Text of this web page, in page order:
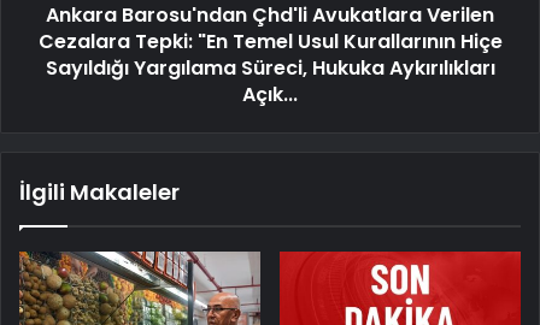
Ankara Barosu'ndan Çhd'li Avukatlara Verilen
Cezalara Tepki: "En Temel Usul Kurallarının Hiçe
Sayıldığı Yargılama Süreci, Hukuka Aykırılıkları
Açık...
İlgili Makaleler